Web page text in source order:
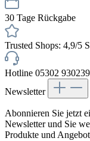
30 Tage Rückgabe
Trusted Shops: 4,9/5
Hotline 05302 930239
Newsletter
Abonnieren Sie jetzt
Newsletter und Sie
Produkte und